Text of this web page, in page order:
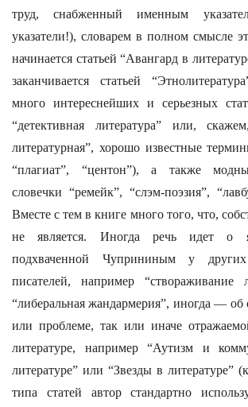
труд, снабженный именным
указатели!), словарем в полном смысле
начинается статьей “Авангард в
заканчивается статьей
много интереснейших и серьезных
“детективная литература” или,
литературная”, хорошо известные
“плагиат”, “центон”), а также
словечки “ремейк”, “слэм-поэзия”,
Вместе с тем в книге много того, что,
не является. Иногда речь идет о
подхваченной Чуприниным у
писателей, например “створаживание
“либеральная жандармерия”, иногда — об
или проблеме, так или иначе
литературе, например “Аутизм и
литературе” или “Звезды в литературе”
типа статей автор стандартно